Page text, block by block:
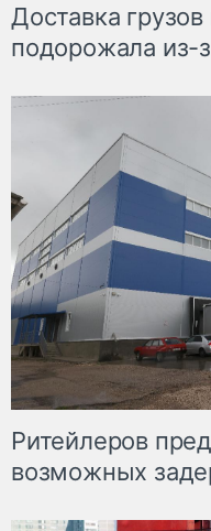
Доставка
подорожала из-
Ритейлеров
возможных